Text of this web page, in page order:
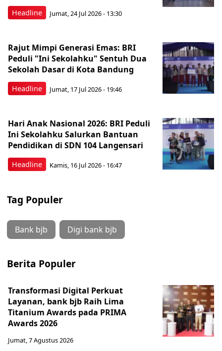
Headline Jumat, 24 Jul 2026 - 13:30
Headline
Rajut Mimpi Generasi Emas: BRI
Peduli "Ini Sekolahku" Sentuh Dua
Sekolah Dasar di Kota Bandung
Jumat, 17 Jul 2026 - 19:46
Headline
Hari Anak Nasional 2026: BRI Peduli
Ini Sekolahku Salurkan Bantuan
Pendidikan di SDN 104 Langensari
Kamis, 16 Jul 2026 - 16:47
Tag Populer
Bank bjb Digi bank bjb
Berita Populer
Transformasi Digital Perkuat
Layanan, bank bjb Raih Lima
Titanium Awards pada PRIMA
Awards 2026
Jumat, 7 Agustus 2026